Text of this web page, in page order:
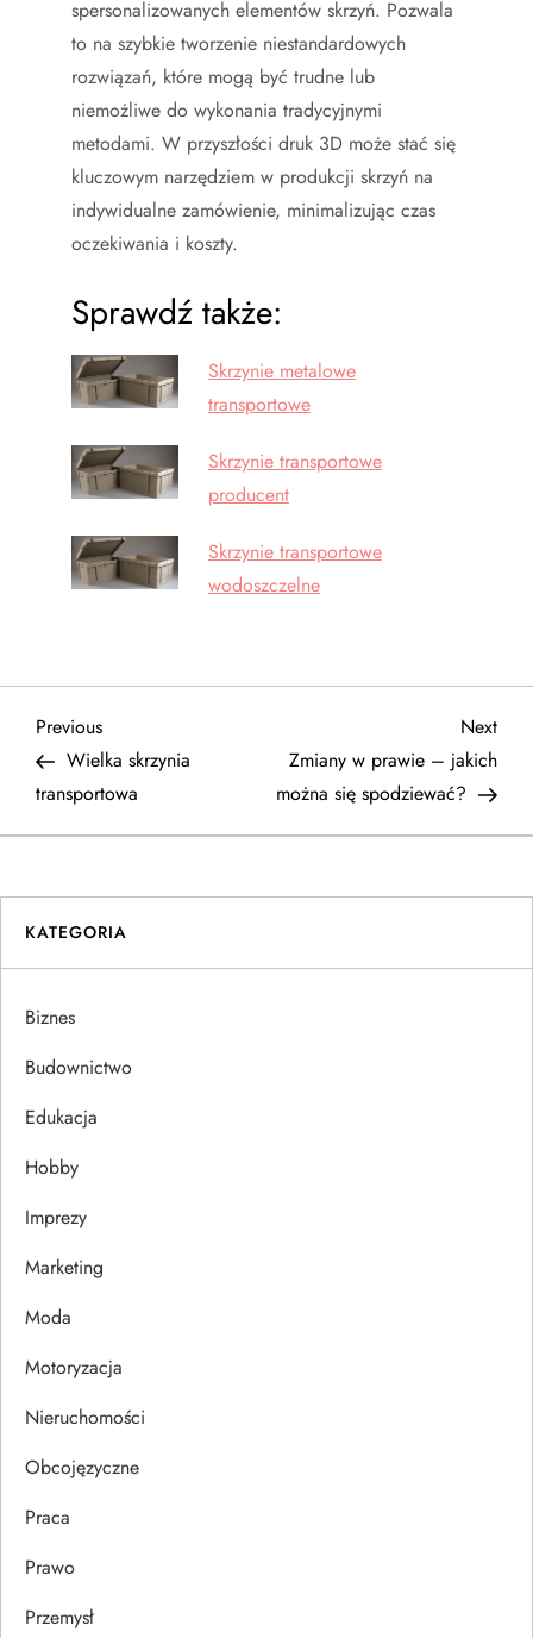
spersonalizowanych elementów skrzyń. Pozwala
to na szybkie tworzenie niestandardowych
rozwiązań, które mogą być trudne lub
niemożliwe do wykonania tradycyjnymi
metodami. W przyszłości druk 3D może stać się
kluczowym narzędziem w produkcji skrzyń na
indywidualne zamówienie, minimalizując czas
oczekiwania i koszty.
Sprawdź także:
Skrzynie metalowe
transportowe
Skrzynie transportowe
producent
Skrzynie transportowe
wodoszczelne
N
a
w
i
g
a
c
j
a
w
p
i
s
u
Previous
Post
Previous
Wielka skrzynia
transportowa
Next
Post
Next
Zmiany w prawie – jakich
można się spodziewać?
KATEGORIA
Biznes
Budownictwo
Edukacja
Hobby
Imprezy
Marketing
Moda
Motoryzacja
Nieruchomości
Obcojęzyczne
Praca
Prawo
Przemysł